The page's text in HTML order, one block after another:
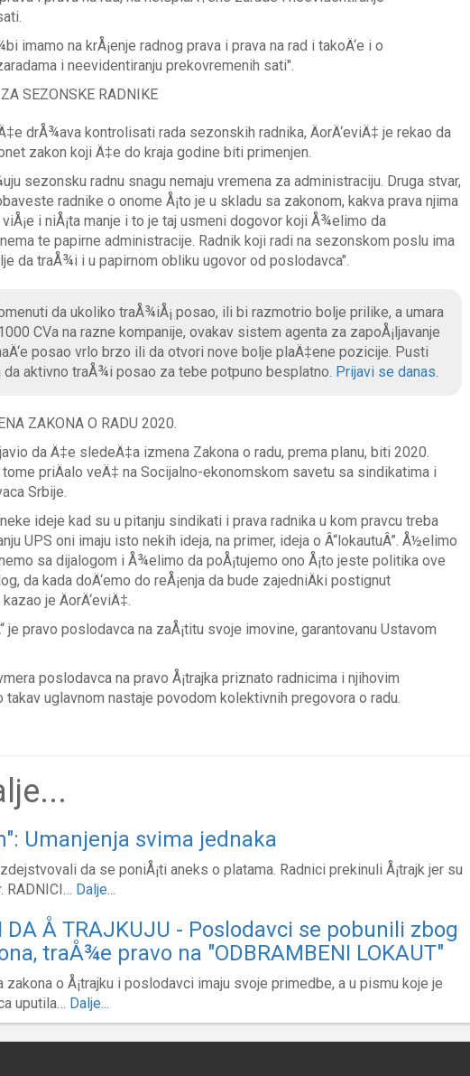
imamo na krÅ¡enje radnog prava i prava na rad i takoÄ‘e i o
i neevidentiranju prekovremenih sati".
SEZONSKE RADNIKE
drÅ¾ava kontrolisati rada sezonskih radnika, ÄorÄ‘eviÄ‡ je rekao da
zakon koji Ä‡e do kraja godine biti primenjen.
sezonsku radnu snagu nemaju vremena za administraciju. Druga stvar,
radnike o onome Å¡to je u skladu sa zakonom, kakva prava njima
viÅ¡e i niÅ¡ta manje i to je taj usmeni dogovor koji Å¾elimo da
nema te papirne administracije. Radnik koji radi na sezonskom poslu ima
da traÅ¾i i u papirnom obliku ugovor od poslodavca".
da ukoliko traÅ¾iÅ¡ posao, ili bi razmotrio bolje prilike, a umara
CVa na razne kompanije, ovakav sistem agenta za zapoÅ¡ljavanje
posao vrlo brzo ili da otvori nove bolje plaÄ‡ene pozicije. Pusti
da aktivno traÅ¾i posao za tebe potpuno besplatno. Prijavi se danas.
ZAKONA O RADU 2020.
da Ä‡e sledeÄ‡a izmena Zakona o radu, prema planu, biti 2020.
priÄalo veÄ‡ na Socijalno-ekonomskom savetu sa sindikatima i
Srbije.
ideje kad su u pitanju sindikati i prava radnika u kom pravcu treba
UPS oni imaju isto nekih ideja, na primer, ideja o Â“lokautuÂ”. Å½elimo
sa dijalogom i Å¾elimo da poÅ¡tujemo ono Å¡to jeste politika ove
da kada doÄ‘emo do reÅ¡enja da bude zajedniÄki postignut
je ÄorÄ‘eviÄ‡.
je pravo poslodavca na zaÅ¡titu svoje imovine, garantovanu Ustavom
poslodavca na pravo Å¡trajka priznato radnicima i njihovim
takav uglavnom nastaje povodom kolektivnih pregovora o radu.
Umanjenja svima jednaka
da se poniÅ¡ti aneks o platama. Radnici prekinuli Å¡trajk jer su
RADNICI… Dalje...
DA Å TRAJKUJU - Poslodavci se pobunili zbog
traÅ¾e pravo na "ODBRAMBENI LOKAUT"
zakona o Å¡trajku i poslodavci imaju svoje primedbe, a u pismu koje je
uputila… Dalje...